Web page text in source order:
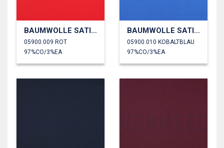
BAUMWOLLE SATIN STRETCH
05900.009 ROT
97%CO/3%EA
BAUMWOLLE SATIN STRETCH
05900.010 KOBALTBLAU
97%CO/3%EA